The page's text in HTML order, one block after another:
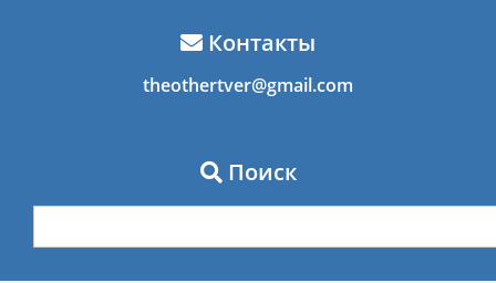
Контакты
theothertver@gmail.com
Поиск